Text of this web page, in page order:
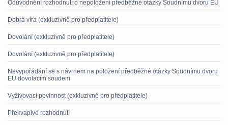
Odůvodnění rozhodnutí o nepoložení předběžné otázky Soudnímu dvoru EU
Dobrá víra (exkluzivně pro předplatitele)
Dovolání (exkluzivně pro předplatitele)
Dovolání (exkluzivně pro předplatitele)
Nevypořádání se s návrhem na položení předběžné otázky Soudnímu dvoru
EU dovolacím soudem
Vyživovací povinnost (exkluzivně pro předplatitele)
Překvapivé rozhodnutí